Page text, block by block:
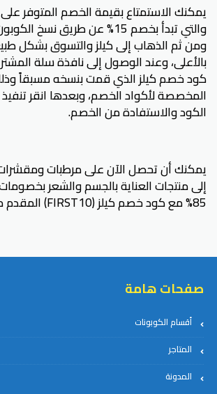
يمكنك الاستمتاع بقيمة الخصم المتوفر
والتي تبدأ بخصم 15% عن طريق
ومن ثم الذهاب إلى كيلز والتسوق بشكل
بالأعلى، وعند الوصول إلى نافذة سلة
كود خصم كيلز الذي قمت بنسخه مسبقاً
المخصصة لأكواد الخصم، وبعدها انقر
الكود والاستفادة من الخصم.
يمكنك أن تحصل الآن على مرطبات ومقشرات
إلى منتجات العناية بالجسم والشعر
85% مع كود خصم كيلز (FIRST10) المقدم من كوبون تك.
صفحات هامة
أقسام الكوبونات
المتاجر
المدونة